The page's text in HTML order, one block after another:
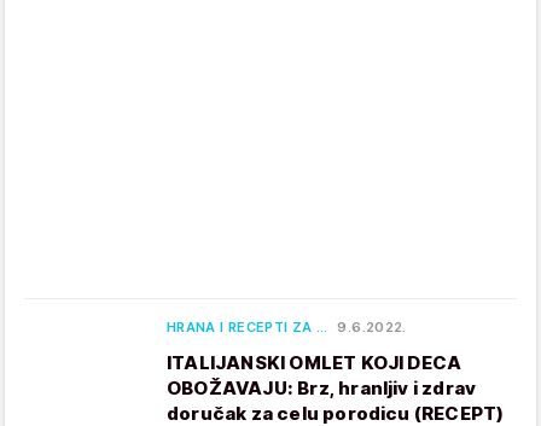
HRANA I RECEPTI ZA … 9.6.2022.
ITALIJANSKI OMLET KOJI DECA
OBOŽAVAJU: Brz, hranljiv i zdrav
doručak za celu porodicu (RECEPT)